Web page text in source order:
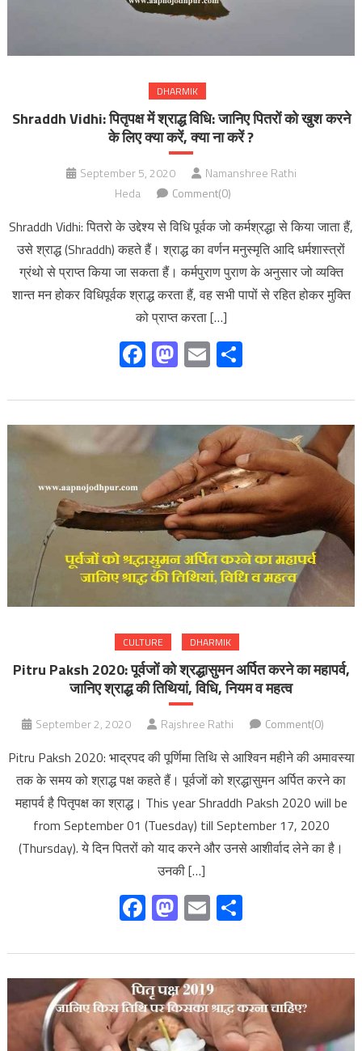
DHARMIK
Shraddh Vidhi: पितृपक्ष में श्राद्ध विधि: जानिए पितरों को खुश करने
के लिए क्या करें, क्या ना करें ?
September 5, 2020
Namanshree Rathi
Heda
Comment(0)
Shraddh Vidhi: पितरो के उद्देश्य से विधि पूर्वक जो कर्मश्रद्धा से किया जाता हैं,
उसे श्राद्ध (Shraddh) कहते हैं। श्राद्ध का वर्णन मनुस्मृति आदि धर्मशास्त्रों
ग्रंथो से प्राप्त किया जा सकता हैं। कर्मपुराण पुराण के अनुसार जो व्यक्ति
शान्त मन होकर विधिपूर्वक श्राद्ध करता हैं, वह सभी पापों से रहित होकर मुक्ति
को प्राप्त करता […]
Facebook
Mastodon
Email
CULTURE DHARMIK
Pitru Paksh 2020: पूर्वजों को श्रद्धासुमन अर्पित करने का महापर्व,
जानिए श्राद्ध की तिथियां, विधि, नियम व महत्व
September 2, 2020 Rajshree Rathi Comment(0)
Pitru Paksh 2020: भाद्रपद की पूर्णिमा तिथि से आश्विन महीने की अमावस्या
तक के समय को श्राद्ध पक्ष कहते हैं। पूर्वजों को श्रद्धासुमन अर्पित करने का
महापर्व है पितृपक्ष का श्राद्ध। This year Shraddh Paksh 2020 will be
from September 01 (Tuesday) till September 17, 2020
(Thursday). ये दिन पितरों को याद करने और उनसे आशीर्वाद लेने का है।
उनकी […]
Facebook
Mastodon
Email